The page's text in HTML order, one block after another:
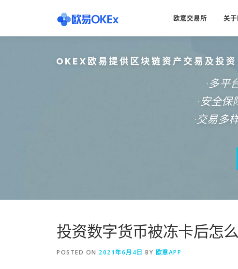
欧意交易所 关
OKEX欧易提供区块链资产交易及投
·多平
·安全
·交易多
投资数字货币被冻卡后怎么
POSTED ON 2021年6月4日 BY 欧意APP